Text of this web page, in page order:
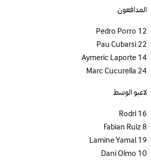
المدافعون
12
Pedro Porro
22
Pau Cubarsi
14
Aymeric Laporte
24
Marc Cucurella
لاعبو الوسط
16
Rodri
8
Fabian Ruiz
19
Lamine Yamal
10
Dani Olmo